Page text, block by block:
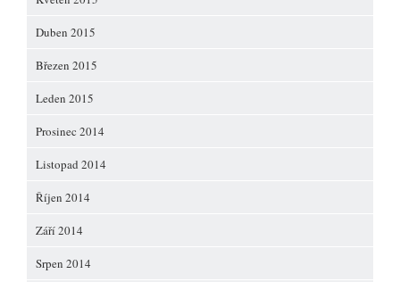
Duben 2015
Březen 2015
Leden 2015
Prosinec 2014
Listopad 2014
Říjen 2014
Září 2014
Srpen 2014